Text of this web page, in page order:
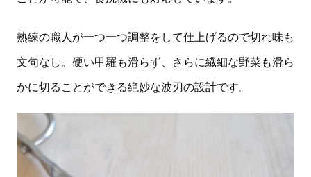
熟練の職人が一つ一つ調整をして仕上げるので切れ味も
文句なし。硬い甲羅も滑らず、さらに繊細な野菜も滑ら
かに切ることができる絶妙な波刃の設計です。